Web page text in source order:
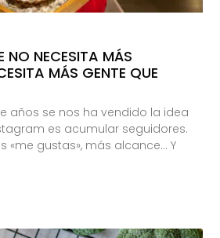
NO NECESITA MÁS
MÁS GENTE QUE
años se nos ha vendido la idea
es acumular seguidores.
«me gustas», más alcance… Y